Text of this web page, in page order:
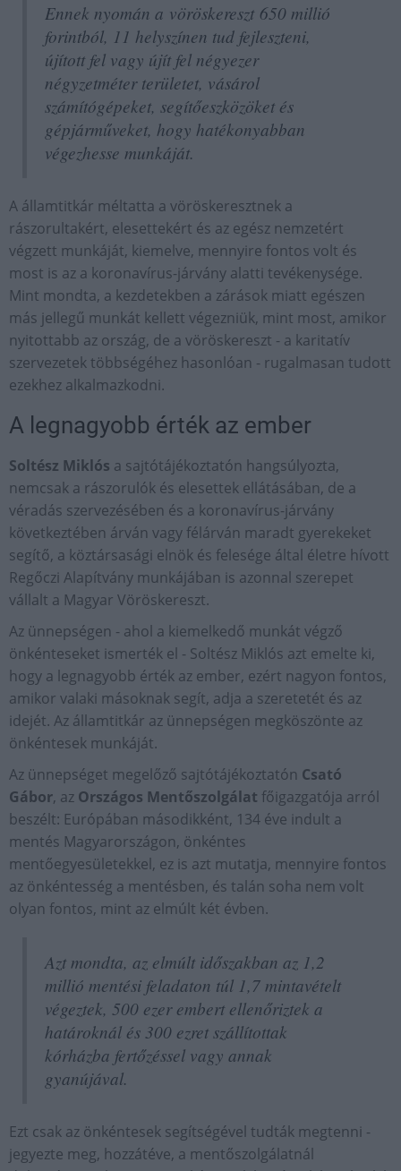
Ennek nyomán a vöröskereszt 650 millió
forintból, 11 helyszínen tud fejleszteni,
újított fel vagy újít fel négyezer
négyzetméter területet, vásárol
számítógépeket, segítőeszközöket és
gépjárműveket, hogy hatékonyabban
végezhesse munkáját.
A államtitkár méltatta a vöröskeresztnek a
rászorultakért, elesettekért és az egész nemzetért
végzett munkáját, kiemelve, mennyire fontos volt és
most is az a koronavírus-járvány alatti tevékenysége.
Mint mondta, a kezdetekben a zárások miatt egészen
más jellegű munkát kellett végezniük, mint most, amikor
nyitottabb az ország, de a vöröskereszt - a karitatív
szervezetek többségéhez hasonlóan - rugalmasan tudott
ezekhez alkalmazkodni.
A legnagyobb érték az ember
Soltész Miklós a sajtótájékoztatón hangsúlyozta,
nemcsak a rászorulók és elesettek ellátásában, de a
véradás szervezésében és a koronavírus-járvány
következtében árván vagy félárván maradt gyerekeket
segítő, a köztársasági elnök és felesége által életre hívott
Regőczi Alapítvány munkájában is azonnal szerepet
vállalt a Magyar Vöröskereszt.
Az ünnepségen - ahol a kiemelkedő munkát végző
önkénteseket ismerték el - Soltész Miklós azt emelte ki,
hogy a legnagyobb érték az ember, ezért nagyon fontos,
amikor valaki másoknak segít, adja a szeretetét és az
idejét. Az államtitkár az ünnepségen megköszönte az
önkéntesek munkáját.
Az ünnepséget megelőző sajtótájékoztatón Csató
Gábor, az Országos Mentőszolgálat főigazgatója arról
beszélt: Európában másodikként, 134 éve indult a
mentés Magyarországon, önkéntes
mentőegyesületekkel, ez is azt mutatja, mennyire fontos
az önkéntesség a mentésben, és talán soha nem volt
olyan fontos, mint az elmúlt két évben.
Azt mondta, az elmúlt időszakban az 1,2
millió mentési feladaton túl 1,7 mintavételt
végeztek, 500 ezer embert ellenőriztek a
határoknál és 300 ezret szállítottak
kórházba fertőzéssel vagy annak
gyanújával.
Ezt csak az önkéntesek segítségével tudták megtenni -
jegyezte meg, hozzátéve, a mentőszolgálatnál